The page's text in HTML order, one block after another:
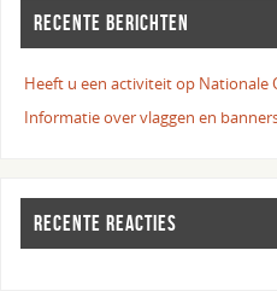
RECENTE BERICHTEN
Heeft u een activiteit op Nationale
Informatie over vlaggen en
RECENTE REACTIES